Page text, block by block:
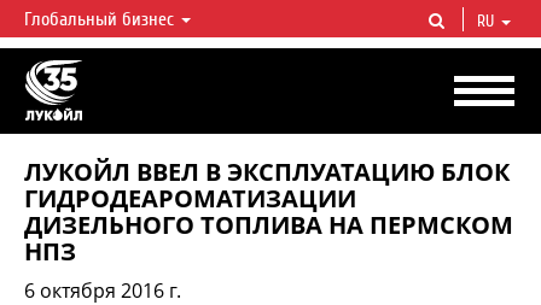
ЛУКОЙЛ СЕГОДНЯ
ЛУКОЙЛ — одна из крупнейших вертикально интегрированных
нефтегазовых компаний в мире, на долю которой приходится более 2%
мировой добычи нефти и около 1% доказанных запасов углеводородов.
Глобальный бизнес RU
ЛУКОЙЛ ВВЕЛ В ЭКСПЛУАТАЦИЮ БЛОК
ГИДРОДЕАРОМАТИЗАЦИИ
ДИЗЕЛЬНОГО ТОПЛИВА НА ПЕРМСКОМ
НПЗ
6 октября 2016 г.